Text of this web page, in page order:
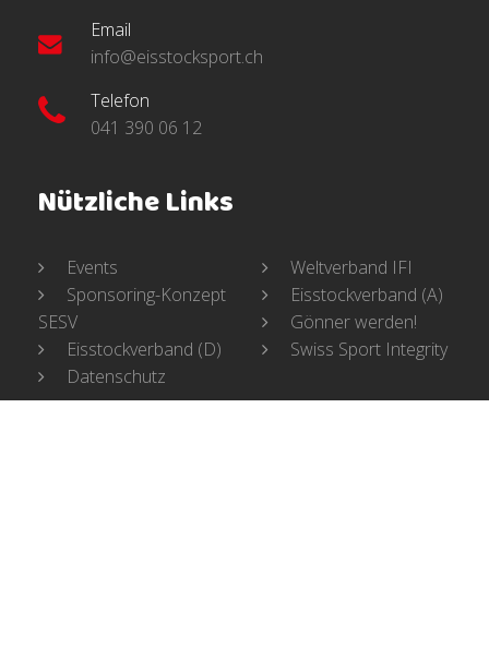
Email
info@eisstocksport.ch
Telefon
041 390 06 12
Nützliche Links
Events
Sponsoring-Konzept
SESV
Eisstockverband (D)
Datenschutz
Weltverband IFI
Eisstockverband (A)
Gönner werden!
Swiss Sport Integrity